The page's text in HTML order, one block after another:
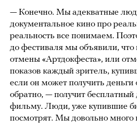
— Конечно. Мы адекватные
документальное кино про
реальность все понимаем.
до фестиваля мы объявили, что
отмены «Артдокфеста», или
показов каждый зритель,
если он может получить деньги
обратно, — получит бесплатный
фильму. Люди, уже купившие
посмотрят. Мы довольно много